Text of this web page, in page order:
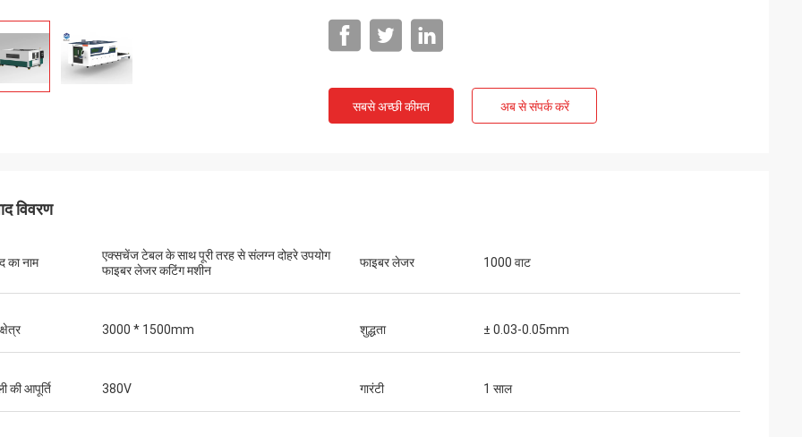
सबसे अच्छी कीमत अब से संपर्क करें
विवरण
का नाम
एक्सचेंज टेबल के साथ पूरी तरह से संलग्न दोहरे उपयोग
फाइबर लेजर कटिंग मशीन
फाइबर लेजर 1000 वाट
3000 * 1500mm शुद्धता ± 0.03-0.05mm
की आपूर्ति 380V गारंटी 1 साल